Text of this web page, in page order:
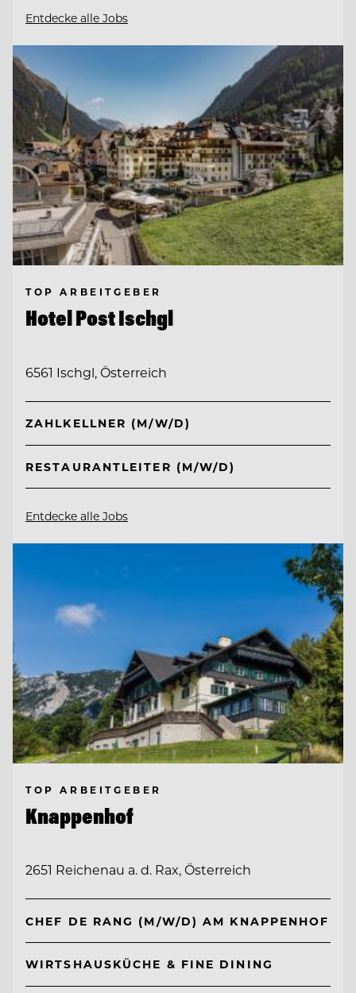
Entdecke alle Jobs
TOP ARBEITGEBER
Hotel Post Ischgl
6561 Ischgl, Österreich
ZAHLKELLNER (M/W/D)
RESTAURANTLEITER (M/W/D)
Entdecke alle Jobs
TOP ARBEITGEBER
Knappenhof
2651 Reichenau a. d. Rax, Österreich
CHEF DE RANG (M/W/D) AM KNAPPENHOF
WIRTSHAUSKÜCHE & FINE DINING